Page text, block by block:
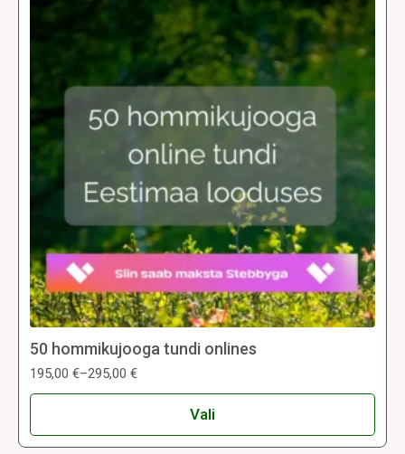
Valikuid
50 hommikujooga tundi onlines
195,00 €–295,00 €
Hinnavahemik:
195,00 €
295,00 €
Vali
Sellel
on